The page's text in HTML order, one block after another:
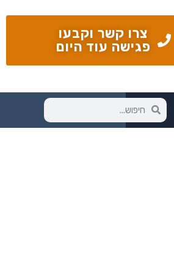
צרו קשר וקבעו
פגישה עוד היום